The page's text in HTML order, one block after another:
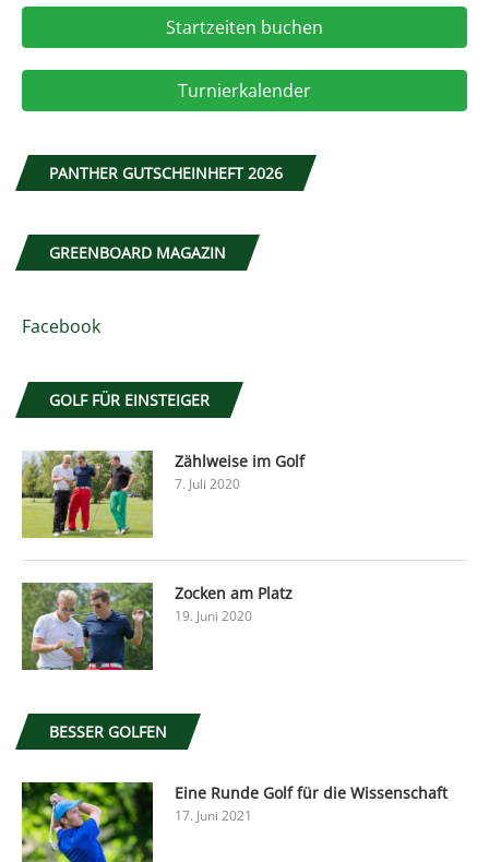
Startzeiten buchen
Turnierkalender
PANTHER GUTSCHEINHEFT 2026
GREENBOARD MAGAZIN
Facebook
GOLF FÜR EINSTEIGER
Zählweise im Golf
7. Juli 2020
Zocken am Platz
19. Juni 2020
BESSER GOLFEN
Eine Runde Golf für die Wissenschaft
17. Juni 2021